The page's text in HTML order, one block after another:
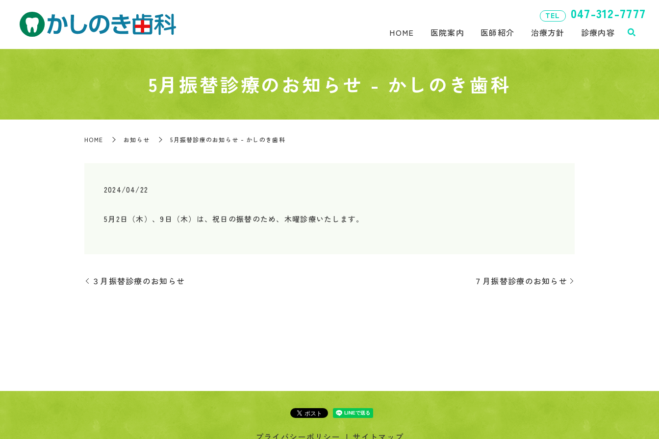
HOME 医院案内 医師紹介 治療方針 診療内容
TEL 047-312-7777
5月振替診療のお知らせ - かしのき歯科
HOME お知らせ 5月振替診療のお知らせ - かしのき歯科
2024/04/22
5月2日（木）、9日（木）は、祝日の振替のため、木曜診療いたします。
３月振替診療のお知らせ ７月振替診療のお知らせ
プライバシーポリシー サイトマップ